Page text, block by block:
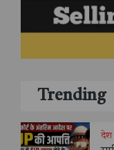
Trending
देश